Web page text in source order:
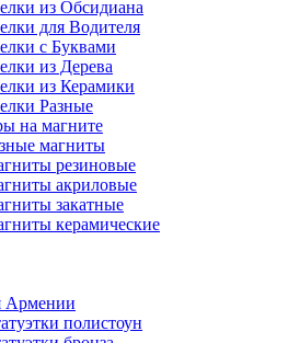
из Обсидиана
для Водителя
с Буквами
из Дерева
из Керамики
Разные
на магните
магниты
резиновые
акриловые
закатные
керамические
Армении
полистоун